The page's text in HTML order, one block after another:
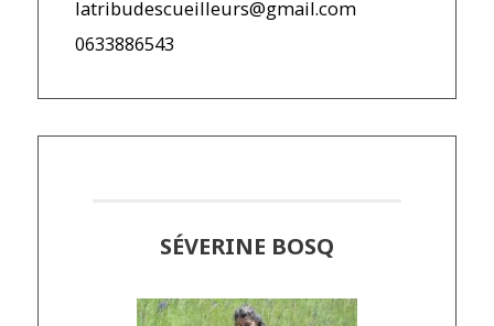
latribudescueilleurs@gmail.com
0633886543
SÉVERINE BOSQ